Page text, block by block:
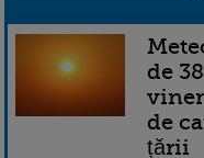
de
de
țării